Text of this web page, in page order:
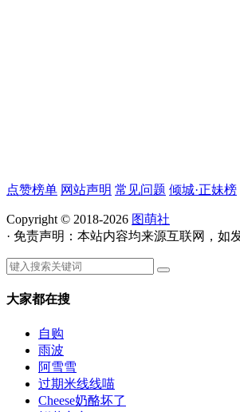
点赞榜单 网站声明 常见问题 倾城·正妹榜
Copyright © 2018-2026 图萌社
· 免责声明：本站内容均来源互联网，
大家都在搜
自购
雨波
阿雪雪
过期米线线喵
Cheese奶酪坏了